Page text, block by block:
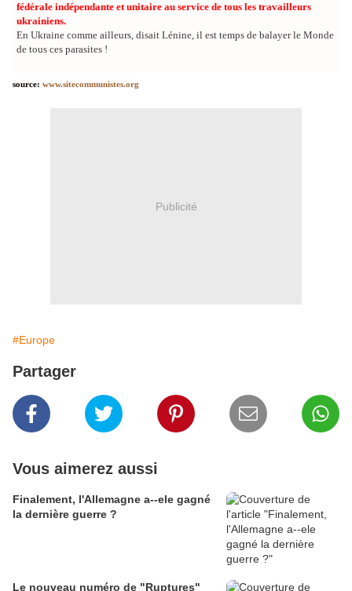
fédérale indépendante et unitaire au service de tous les travailleurs
ukrainiens.
En Ukraine comme ailleurs, disait Lénine, il est temps de balayer le Monde
de tous ces parasites !
source: www.sitecommunistes.org
Publicité
#Europe
Partager
Vous aimerez aussi
Finalement, l'Allemagne a--ele gagné
la dernière guerre ?
Le nouveau numéro de "Ruptures"